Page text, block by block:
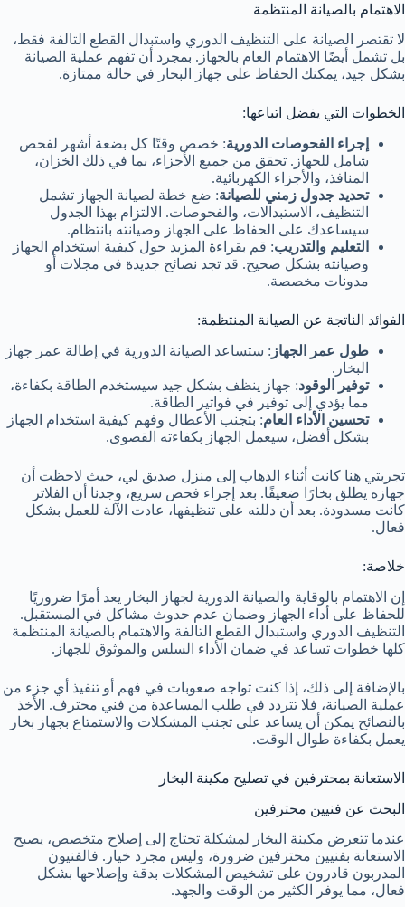
الاهتمام بالصيانة المنتظمة
لا تقتصر الصيانة على التنظيف الدوري واستبدال القطع التالفة فقط،
بل تشمل أيضًا الاهتمام العام بالجهاز. بمجرد أن تفهم عملية الصيانة
بشكل جيد، يمكنك الحفاظ على جهاز البخار في حالة ممتازة.
الخطوات التي يفضل اتباعها:
إجراء الفحوصات الدورية: خصص وقتًا كل بضعة أشهر لفحص
شامل للجهاز. تحقق من جميع الأجزاء، بما في ذلك الخزان،
المنافذ، والأجزاء الكهربائية.
تحديد جدول زمني للصيانة: ضع خطة لصيانة الجهاز تشمل
التنظيف، الاستبدالات، والفحوصات. الالتزام بهذا الجدول
سيساعدك على الحفاظ على الجهاز وصيانته بانتظام.
التعليم والتدريب: قم بقراءة المزيد حول كيفية استخدام الجهاز
وصيانته بشكل صحيح. قد تجد نصائح جديدة في مجلات أو
مدونات مخصصة.
الفوائد الناتجة عن الصيانة المنتظمة:
طول عمر الجهاز : ستساعد الصيانة الدورية في إطالة عمر جهاز
البخار.
توفير الوقود: جهاز ينظف بشكل جيد سيستخدم الطاقة بكفاءة،
مما يؤدي إلى توفير في فواتير الطاقة.
تحسين الأداء العام: بتجنب الأعطال وفهم كيفية استخدام الجهاز
بشكل أفضل، سيعمل الجهاز بكفاءته القصوى.
تجربتي هنا كانت أثناء الذهاب إلى منزل صديق لي، حيث لاحظت أن
جهازه يطلق بخارًا ضعيفًا. بعد إجراء فحص سريع، وجدنا أن الفلاتر
كانت مسدودة. بعد أن دللته على تنظيفها، عادت الآلة للعمل بشكل
فعال.
خلاصة:
إن الاهتمام بالوقاية والصيانة الدورية لجهاز البخار يعد أمرًا ضروريًا
للحفاظ على أداء الجهاز وضمان عدم حدوث مشاكل في المستقبل.
التنظيف الدوري واستبدال القطع التالفة والاهتمام بالصيانة المنتظمة
كلها خطوات تساعد في ضمان الأداء السلس والموثوق للجهاز.
بالإضافة إلى ذلك، إذا كنت تواجه صعوبات في فهم أو تنفيذ أي جزء من
عملية الصيانة، فلا تتردد في طلب المساعدة من فني محترف. الأخذ
بالنصائح يمكن أن يساعد على تجنب المشكلات والاستمتاع بجهاز بخار
يعمل بكفاءة طوال الوقت.
الاستعانة بمحترفين في تصليح مكينة البخار
البحث عن فنيين محترفين
عندما تتعرض مكينة البخار لمشكلة تحتاج إلى إصلاح متخصص، يصبح
الاستعانة بفنيين محترفين ضرورة، وليس مجرد خيار. فالفنيون
المدربون قادرون على تشخيص المشكلات بدقة وإصلاحها بشكل
فعال، مما يوفر الكثير من الوقت والجهد.